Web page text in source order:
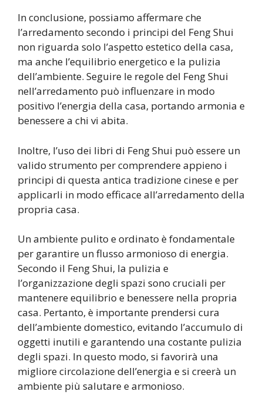
In conclusione, possiamo affermare che
l’arredamento secondo i principi del Feng Shui
non riguarda solo l’aspetto estetico della casa,
ma anche l’equilibrio energetico e la pulizia
dell’ambiente. Seguire le regole del Feng Shui
nell’arredamento può influenzare in modo
positivo l’energia della casa, portando armonia e
benessere a chi vi abita.
Inoltre, l’uso dei libri di Feng Shui può essere un
valido strumento per comprendere appieno i
principi di questa antica tradizione cinese e per
applicarli in modo efficace all’arredamento della
propria casa.
Un ambiente pulito e ordinato è fondamentale
per garantire un flusso armonioso di energia.
Secondo il Feng Shui, la pulizia e
l’organizzazione degli spazi sono cruciali per
mantenere equilibrio e benessere nella propria
casa. Pertanto, è importante prendersi cura
dell’ambiente domestico, evitando l’accumulo di
oggetti inutili e garantendo una costante pulizia
degli spazi. In questo modo, si favorirà una
migliore circolazione dell’energia e si creerà un
ambiente più salutare e armonioso.